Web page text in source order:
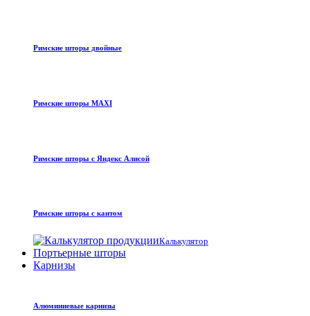
Римские шторы двойные
Римские шторы MAXI
Римские шторы с Яндекс Алисой
Римские шторы с кантом
Калькулятор
Портьерные шторы
Карнизы
Алюминиевые карнизы